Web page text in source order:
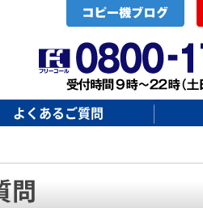
よくあるご質問
問